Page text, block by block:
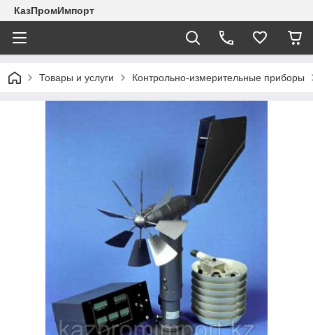
КазПромИмпорт
Товары и услуги Контрольно-измерительные приборы